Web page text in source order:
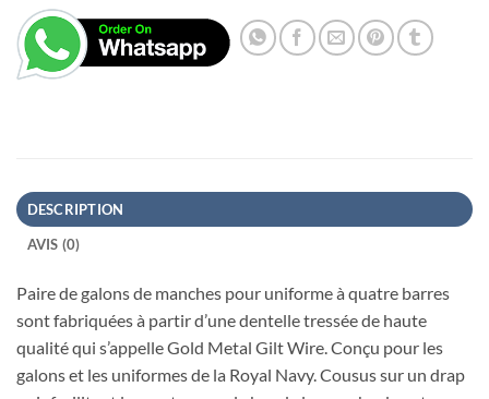
DESCRIPTION
AVIS (0)
Paire de galons de manches pour uniforme à quatre barres
sont fabriquées à partir d’une dentelle tressée de haute
qualité qui s’appelle Gold Metal Gilt Wire. Conçu pour les
galons et les uniformes de la Royal Navy. Cousus sur un drap